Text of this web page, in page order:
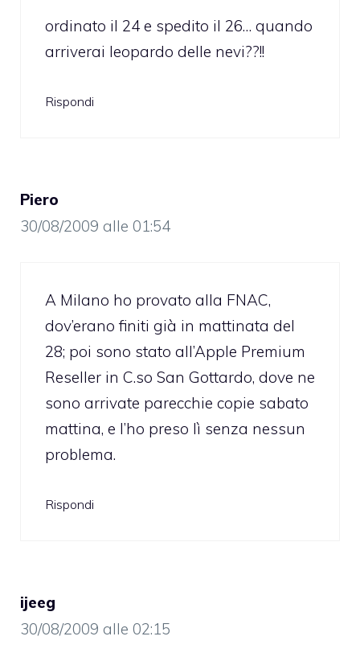
ordinato il 24 e spedito il 26… quando
arriverai leopardo delle nevi??!!
Rispondi
Piero
30/08/2009 alle 01:54
A Milano ho provato alla FNAC,
dov’erano finiti già in mattinata del
28; poi sono stato all’Apple Premium
Reseller in C.so San Gottardo, dove ne
sono arrivate parecchie copie sabato
mattina, e l’ho preso lì senza nessun
problema.
Rispondi
ijeeg
30/08/2009 alle 02:15